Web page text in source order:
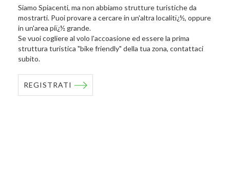
Siamo Spiacenti, ma non abbiamo strutture turistiche da
mostrarti. Puoi provare a cercare in un'altra localitï¿½, oppure
in un'area piï¿½ grande.
Se vuoi cogliere al volo l'accoasione ed essere la prima
struttura turistica "bike friendly" della tua zona, contattaci
subito.
REGISTRATI